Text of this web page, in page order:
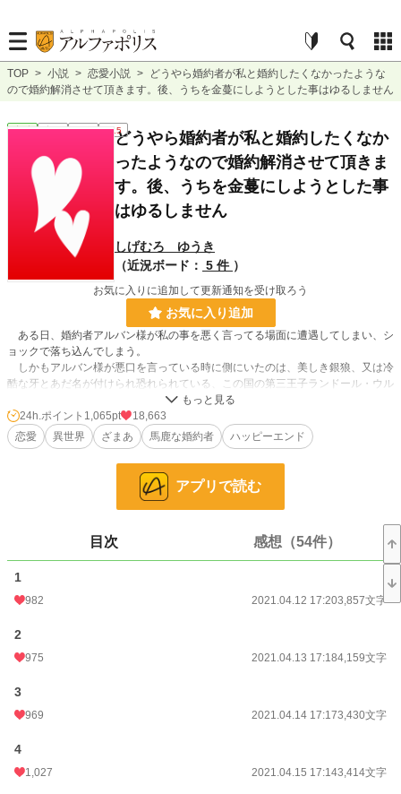
TOP > 小説 > 恋愛小説 >
どうやら婚約者が私と婚約したくなかったような
ので婚約解消させて頂きます。後、うちを金蔓にしようとした事はゆるしません
恋愛 完結 短編 R15どうやら婚約者が私と婚約したくなか
ったようなので婚約解消させて頂きま
す。後、うちを金蔓にしようとした事
はゆるしません
しげむろ ゆうき
（近況ボード： 5 件 ）
お気に入りに追加して更新通知を受け取ろう
お気に入り追加
ある日、婚約者アルバン様が私の事を悪く言ってる場面に遭遇してしまい、シ
ョックで落ち込んでしまう。
しかもアルバン様が悪口を言っている時に側にいたのは、美しき銀狼、又は冷
酷な牙とあだ名が付けられ恐れられている、この国の第三王子ランドール・ウル
だから、問い詰めようにもきっと関わってくるであろう第三王子が怖くて、私
は誰にも相談できずにいたのだがなぜか第三王子が……。
666 位 / 66,322 件
お気に入り
初回公開日時
週間ポイント
24h.ポイント 1,065pt
18,663
恋愛
異世界 ざまあ 馬鹿な婚約者 ハッピーエンド
アプリで読む
目次 感想（54件）
1
982 2021.04.12 17:203,857文字
2
975 2021.04.13 17:184,159文字
3
969 2021.04.14 17:173,430文字
4
1,027 2021.04.15 17:143,414文字